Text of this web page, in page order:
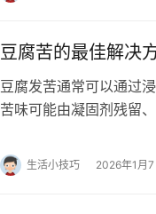
豆腐苦的最佳解决
豆腐发苦通常可以通过
苦味可能由凝固剂残留
生活小技巧 2026年1月7